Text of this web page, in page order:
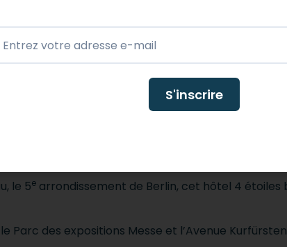
avec mobee travel
! Vous découvrirez une atmosphère
Vous n'aurez donc aucun mal à vous faire
le 5e arrondissement de Berlin, cet hôtel 4
Parc des expositions Messe et l’Avenue
S'inscrire